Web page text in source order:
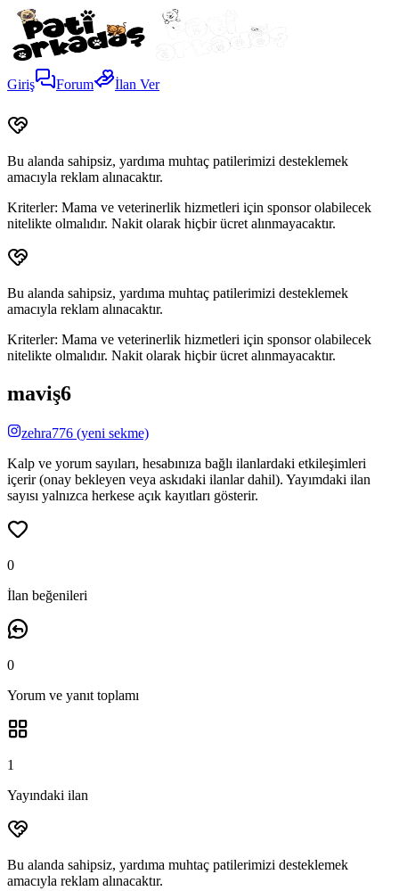
Giriş Forum İlan Ver
Bu alanda sahipsiz, yardıma muhtaç patilerimizi desteklemek
amacıyla reklam alınacaktır.
Kriterler: Mama ve veterinerlik hizmetleri için sponsor olabilecek
nitelikte olmalıdır. Nakit olarak hiçbir ücret alınmayacaktır.
Bu alanda sahipsiz, yardıma muhtaç patilerimizi desteklemek
amacıyla reklam alınacaktır.
Kriterler: Mama ve veterinerlik hizmetleri için sponsor olabilecek
nitelikte olmalıdır. Nakit olarak hiçbir ücret alınmayacaktır.
maviş6
zehra776 (yeni sekme)
Kalp ve yorum sayıları, hesabınıza bağlı ilanlardaki etkileşimleri
içerir (onay bekleyen veya askıdaki ilanlar dahil). Yayımdaki ilan
sayısı yalnızca herkese açık kayıtları gösterir.
0
İlan beğenileri
0
Yorum ve yanıt toplamı
1
Yayındaki ilan
Bu alanda sahipsiz, yardıma muhtaç patilerimizi desteklemek
amacıyla reklam alınacaktır.